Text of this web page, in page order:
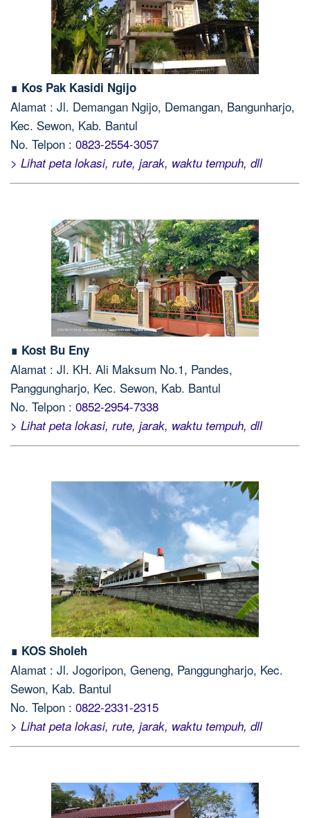
∎ Kos Pak Kasidi Ngijo
Alamat : Jl. Demangan Ngijo, Demangan, Bangunharjo,
Kec. Sewon, Kab. Bantul
No. Telpon : 0823-2554-3057
> Lihat peta lokasi, rute, jarak, waktu tempuh, dll
∎ Kost Bu Eny
Alamat : Jl. KH. Ali Maksum No.1, Pandes,
Panggungharjo, Kec. Sewon, Kab. Bantul
No. Telpon : 0852-2954-7338
> Lihat peta lokasi, rute, jarak, waktu tempuh, dll
∎ KOS Sholeh
Alamat : Jl. Jogoripon, Geneng, Panggungharjo, Kec.
Sewon, Kab. Bantul
No. Telpon : 0822-2331-2315
> Lihat peta lokasi, rute, jarak, waktu tempuh, dll